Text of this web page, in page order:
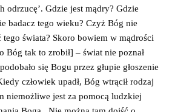
odrzucę’. Gdzie jest mądry? Gdzie
badacz tego wieku? Czyż Bóg nie
tego świata? Skoro bowiem w mądrości
Bóg tak to zrobił] – świat nie poznał
się Bogu przez głupie głoszenie
człowiek upadł, Bóg wtrącił rodzaj
niemożliwe jest za pomocą ludzkiej